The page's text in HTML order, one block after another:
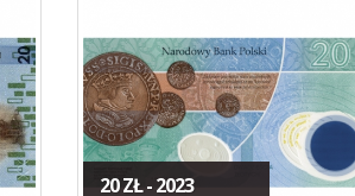
20 ZŁ - 2023